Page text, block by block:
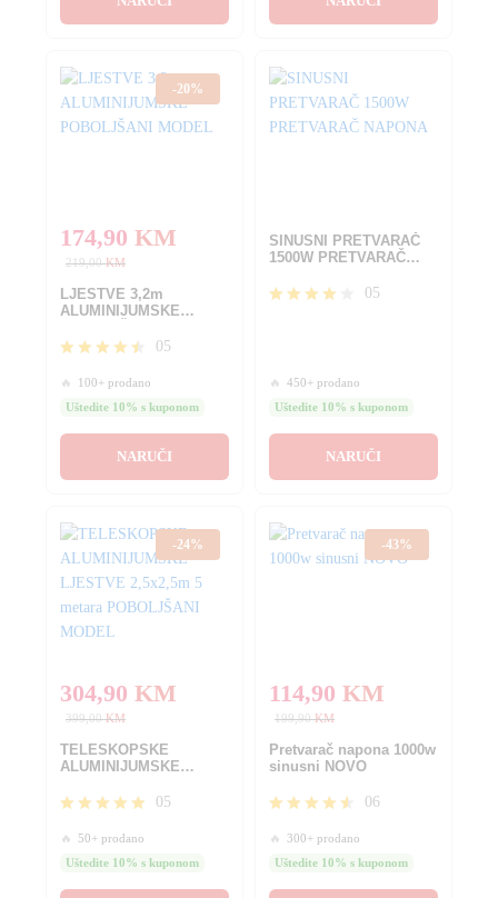
-20%
174,90 KM
219,00KM
LJESTVE 3,2m
ALUMINIJUMSKE
4.40
od 5
05
🔥
100+ prodano
Uštedite 10% s kuponom
NARUČI
SINUSNI PRETVARAČ
1500W PRETVARAČ
05
🔥 450+ prodano
Uštedite 10% s kuponom
NARUČI
-24%
304,90 KM
399,00KM
TELESKOPSKE
ALUMINIJUMSKE
metara POBOLJŠANI
4.80
od 5
05
🔥
50+ prodano
Uštedite 10% s kuponom
-43%
114,90 KM
199,90KM
Pretvarač napona 1000w
sinusni NOVO
4.50
od 5
06
🔥 300+ prodano
Uštedite 10% s kuponom